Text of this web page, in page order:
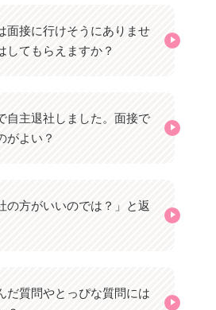
面接に行けそうにありませ
てもらえますか？
自主退社しました。面接で
がよい？
の方がいいのでは？」と返
だ質問やとっぴな質問には